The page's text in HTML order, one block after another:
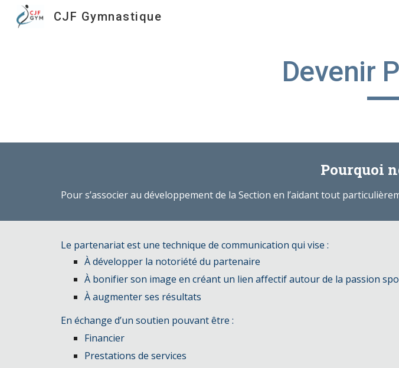
CJF Gymnastique
Devenir
Pourquoi
Pour s’associer au développement de la Section en l’aidant tout
Le partenariat est une technique de communication qui vise :
À développer la notoriété du partenaire
À bonifier son image en créant un lien affectif autour de la passion
À augmenter ses résultats
En échange d’un soutien pouvant être :
Financier
Prestations de services